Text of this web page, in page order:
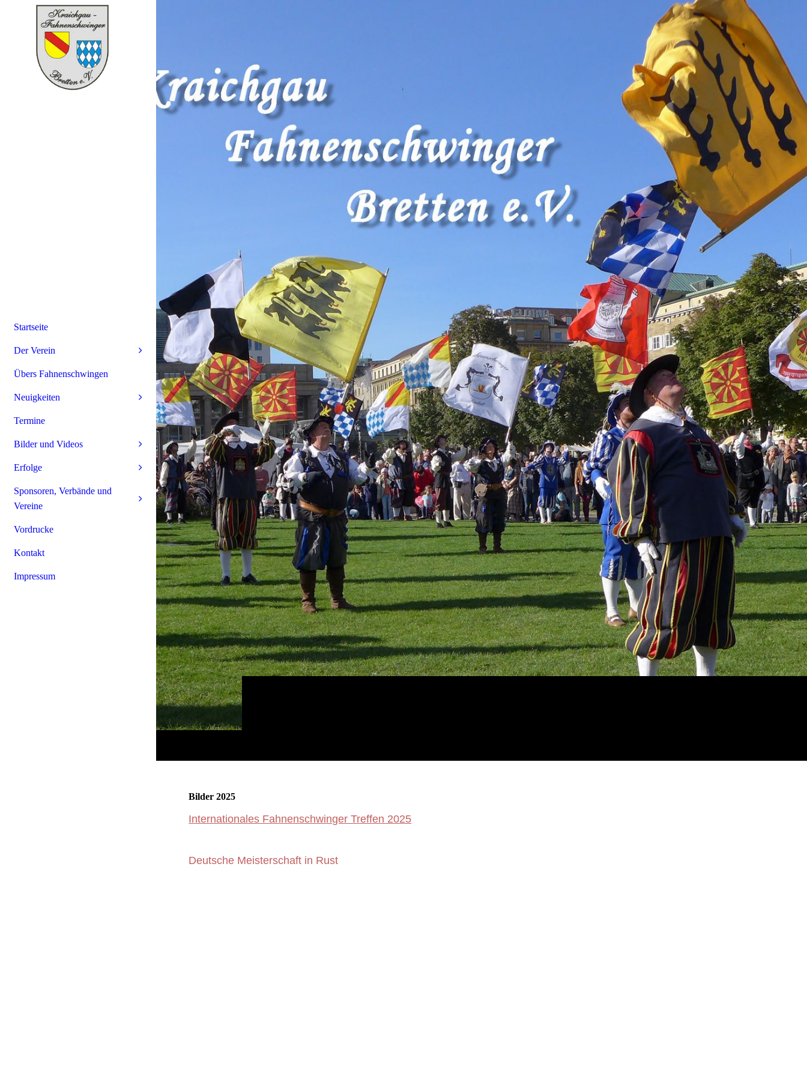
Bilder 2025
Internationales Fahnenschwinger Treffen 2025
Deutsche Meisterschaft in Rust
Startseite
Der Verein
Übers Fahnenschwingen
Neuigkeiten
Termine
Bilder und Videos
Erfolge
Sponsoren, Verbände und
Vereine
Vordrucke
Kontakt
Impressum